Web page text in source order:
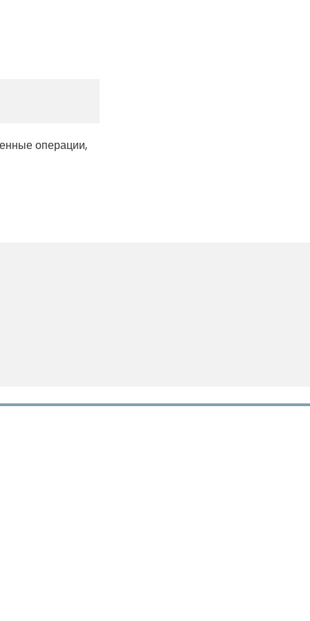
операции,